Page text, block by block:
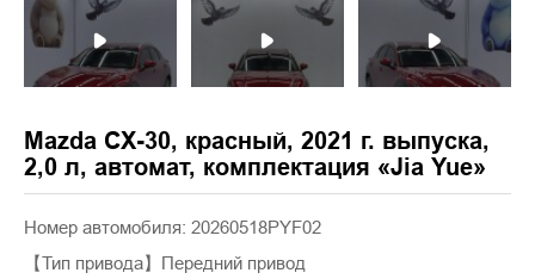
Mazda CX-30, красный, 2021 г. выпуска,
2,0 л, автомат, комплектация «Jia Yue»
Номер автомобиля: 20260518PYF02
【Тип привода】Передний привод